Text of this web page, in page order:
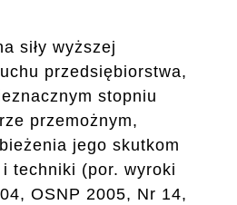
siły wyższej
przedsiębiorstwa,
stopniu
przemożnym,
jego skutkom
techniki (por. wyroki
OSNP 2005, Nr 14,